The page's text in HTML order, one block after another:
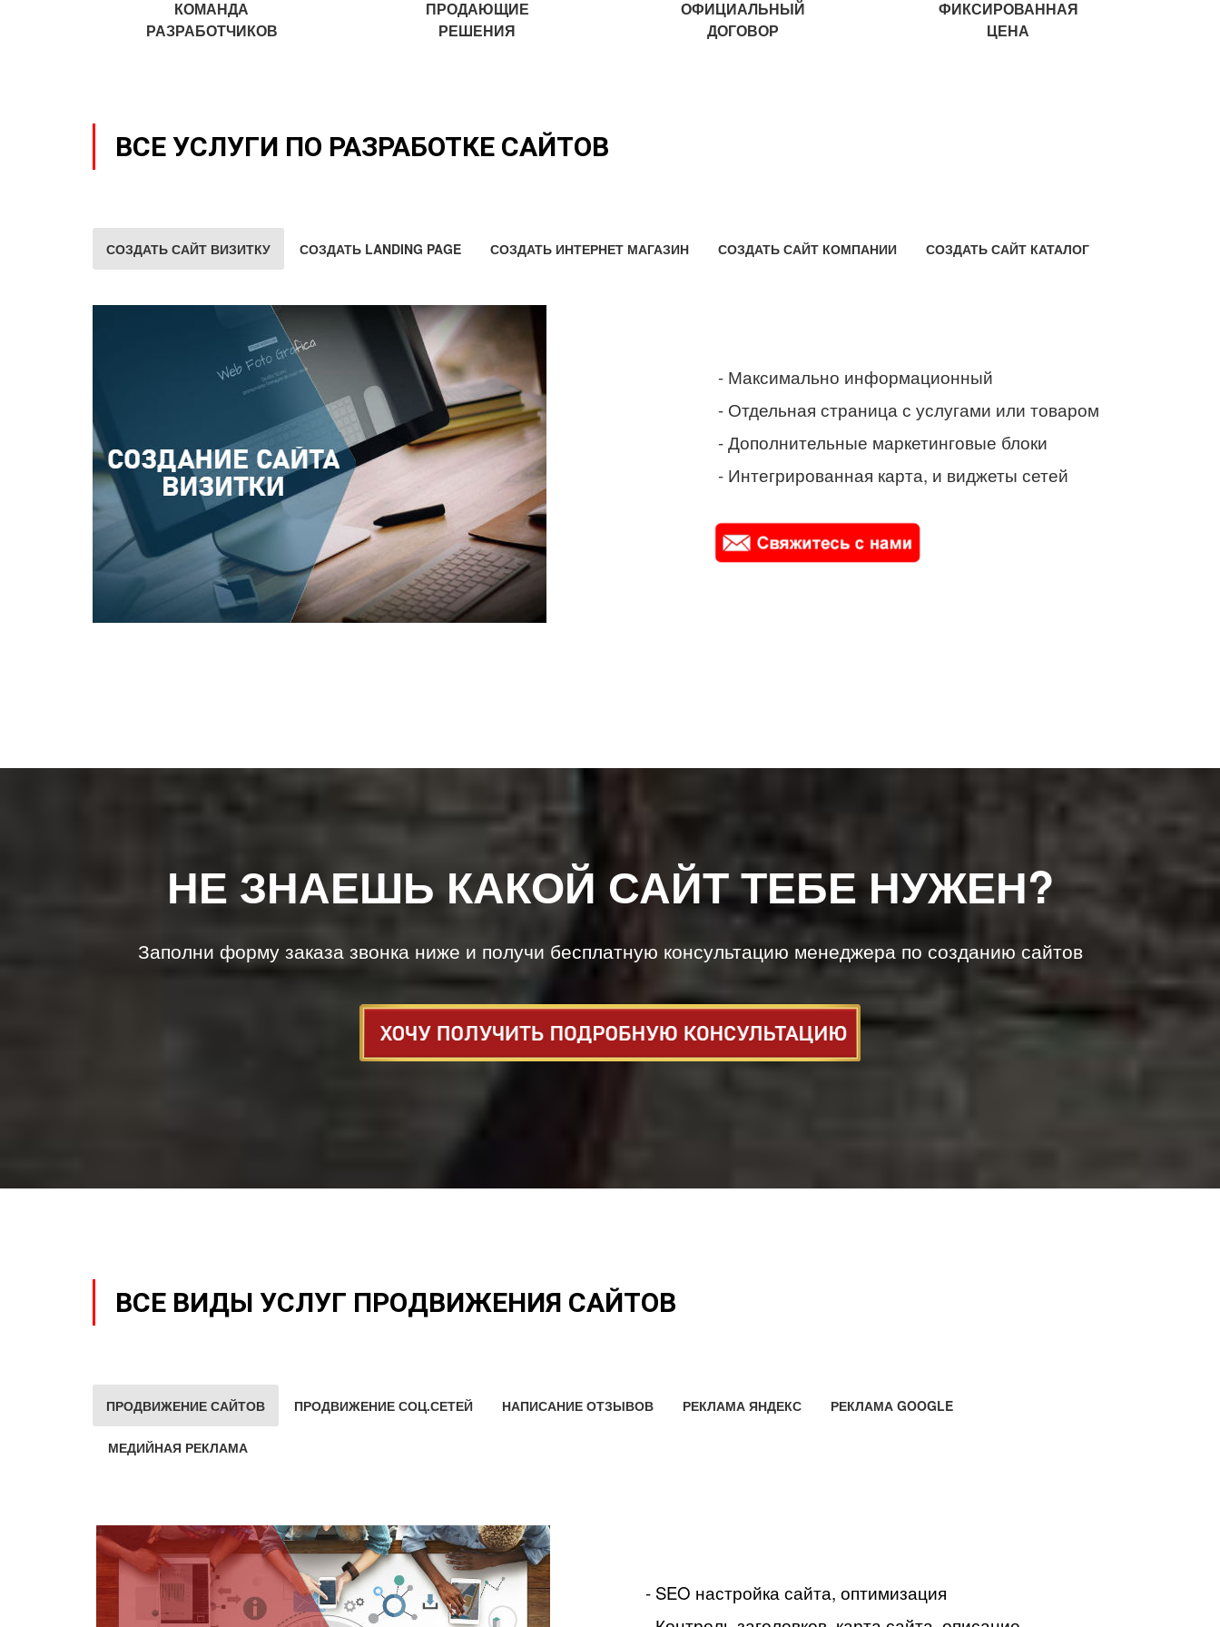
КОМАНДА
РАЗРАБОТЧИКОВ
ПРОДАЮЩИЕ
РЕШЕНИЯ
ОФИЦИАЛЬНЫЙ
ДОГОВОР
ФИКСИРОВАННАЯ
ЦЕНА
ВСЕ УСЛУГИ ПО РАЗРАБОТКЕ САЙТОВ
СОЗДАТЬ САЙТ ВИЗИТКУ СОЗДАТЬ LANDING PAGE СОЗДАТЬ ИНТЕРНЕТ МАГАЗИН СОЗДАТЬ САЙТ КОМПАНИИ СОЗДАТЬ САЙТ КАТАЛОГ
- Максимально информационный
- Отдельная страница с услугами или товаром
- Дополнительные маркетинговые блоки
- Интегрированная карта, и виджеты сетей
НЕ ЗНАЕШЬ КАКОЙ САЙТ ТЕБЕ НУЖЕН?
Заполни форму заказа звонка ниже и получи бесплатную консультацию менеджера по созданию сайтов
ВСЕ ВИДЫ УСЛУГ ПРОДВИЖЕНИЯ САЙТОВ
ПРОДВИЖЕНИЕ САЙТОВ ПРОДВИЖЕНИЕ СОЦ.СЕТЕЙ НАПИСАНИЕ ОТЗЫВОВ РЕКЛАМА ЯНДЕКС РЕКЛАМА GOOGLE
МЕДИЙНАЯ РЕКЛАМА
- SEO настройка сайта, оптимизация